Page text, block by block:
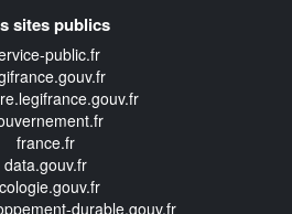
sites publics
public.fr
france.fr
data.gouv.fr
durable.gouv.fr